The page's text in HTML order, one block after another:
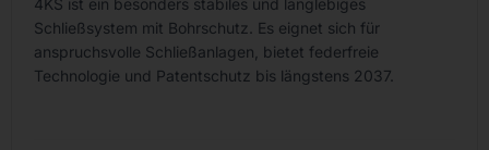
4KS ist ein besonders stabiles und langlebiges
Schließsystem mit Bohrschutz. Es eignet sich für
anspruchsvolle Schließanlagen, bietet federfreie
Technologie und Patentschutz bis längstens 2037.